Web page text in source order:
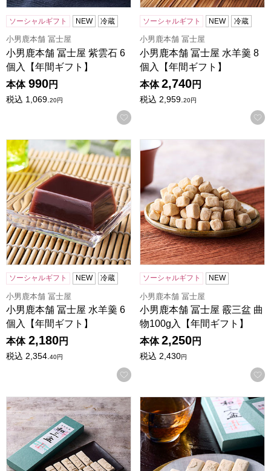
ソーシャルギフト NEW 冷蔵
小男鹿本舗 冨士屋
小男鹿本舗 冨士屋 紫雲石 6
個入【年間ギフト】
本体 990円
税込 1,069.20円
お気に入りに登録する
ソーシャルギフト NEW 冷蔵
小男鹿本舗 冨士屋
小男鹿本舗 冨士屋 水羊羹 8
個入【年間ギフト】
本体 2,740円
税込 2,959. 20円
小男鹿本舗 冨士屋 水羊羹 6個入【年間ギフト】
ソーシャルギフト NEW 冷蔵
小男鹿本舗 冨士屋
小男鹿本舗 冨士屋 水羊羹 6
個入【年間ギフト】
本体 2,180円
税込 2,354.40円
お気に入りに登録する
小男鹿本舗 冨士屋 霰三盆 曲
ソーシャルギフト NEW
小男鹿本舗 冨士屋
小男鹿本舗 冨士屋 霰三盆 曲
物100g入【年間ギフト】
本体 2,250円
税込 2,430円
小男鹿本舗 冨士屋 和三盆 長箱【年間ギフト】
小男鹿本舗 冨士屋 和三盆 小